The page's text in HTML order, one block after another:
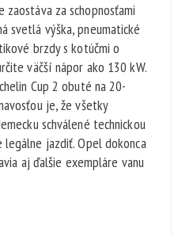
za schopnosťami
svetlá výška, pneumatické
brzdy s kotúčmi o
väčší nápor ako 130 kW.
Cup 2 obuté na 20-
je, že všetky
schválené technickou
legálne jazdiť. Opel dokonca
aj ďalšie exempláre vanu